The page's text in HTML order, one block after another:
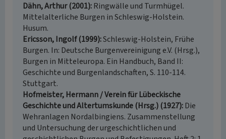
Dähn, Arthur (2001) Ringwälle und Turmhügel.
Mittelalterliche Burgen in Schleswig-Holstein.
Husum.
Ericsson, Ingolf (1999) Schleswig-Holstein, Frühe
Burgen. In: Deutsche Burgenvereinigung e.V. (Hrsg.),
Burgen in Mitteleuropa. Ein Handbuch, Band II:
Geschichte und Burgenlandschaften, S. 110-114.
Stuttgart.
Hofmeister, Hermann / Verein für Lübeckische
Geschichte und Altertumskunde (Hrsg.) (1927) Die
Wehranlagen Nordalbingiens. Zusammenstellung
und Untersuchung der urgeschichtlichen und